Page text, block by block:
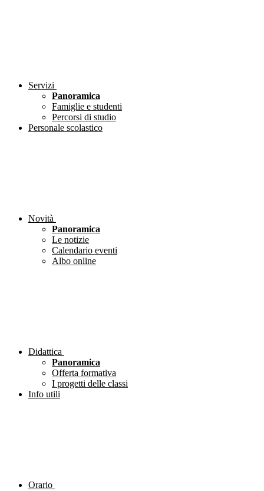
Servizi
Panoramica
Famiglie e studenti
Percorsi di studio
Personale scolastico
Novità
Panoramica
Le notizie
Calendario eventi
Albo online
Didattica
Panoramica
Offerta formativa
I progetti delle classi
Info utili
Orario